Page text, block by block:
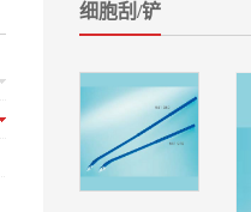
细胞刮/铲